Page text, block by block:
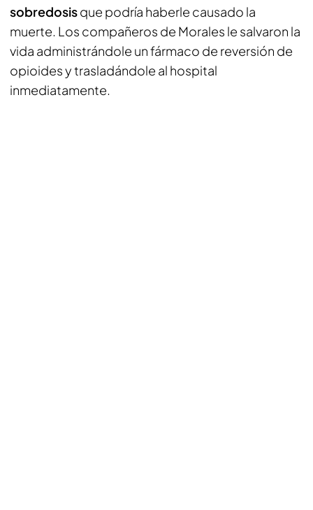
sobredosisque podría haberle causado la
muerte. Los compañeros de Morales le salvaron la
vida administrándole un fármaco de reversión de
opioides y trasladándole al hospital
inmediatamente.